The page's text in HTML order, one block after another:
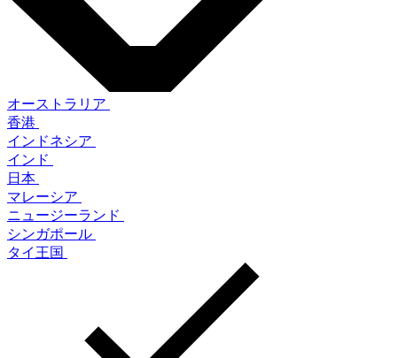
オーストラリア
香港
インドネシア
インド
日本
マレーシア
ニュージーランド
シンガポール
タイ王国